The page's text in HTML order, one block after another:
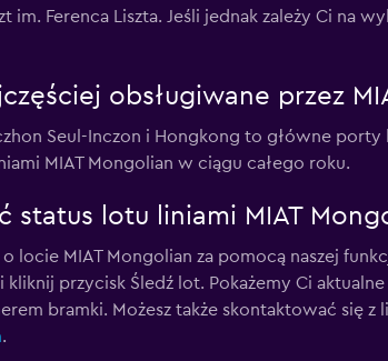
im. Ferenca Liszta. Jeśli jednak zależy Ci na
obsługiwane przez
Seul-Inczon i Hongkong to główne
MIAT Mongolian w ciągu całego roku.
status lotu liniami MIAT
locie MIAT Mongolian za pomocą naszej
przycisk Śledź lot. Pokażemy Ci
bramki. Możesz także skontaktować się z
.